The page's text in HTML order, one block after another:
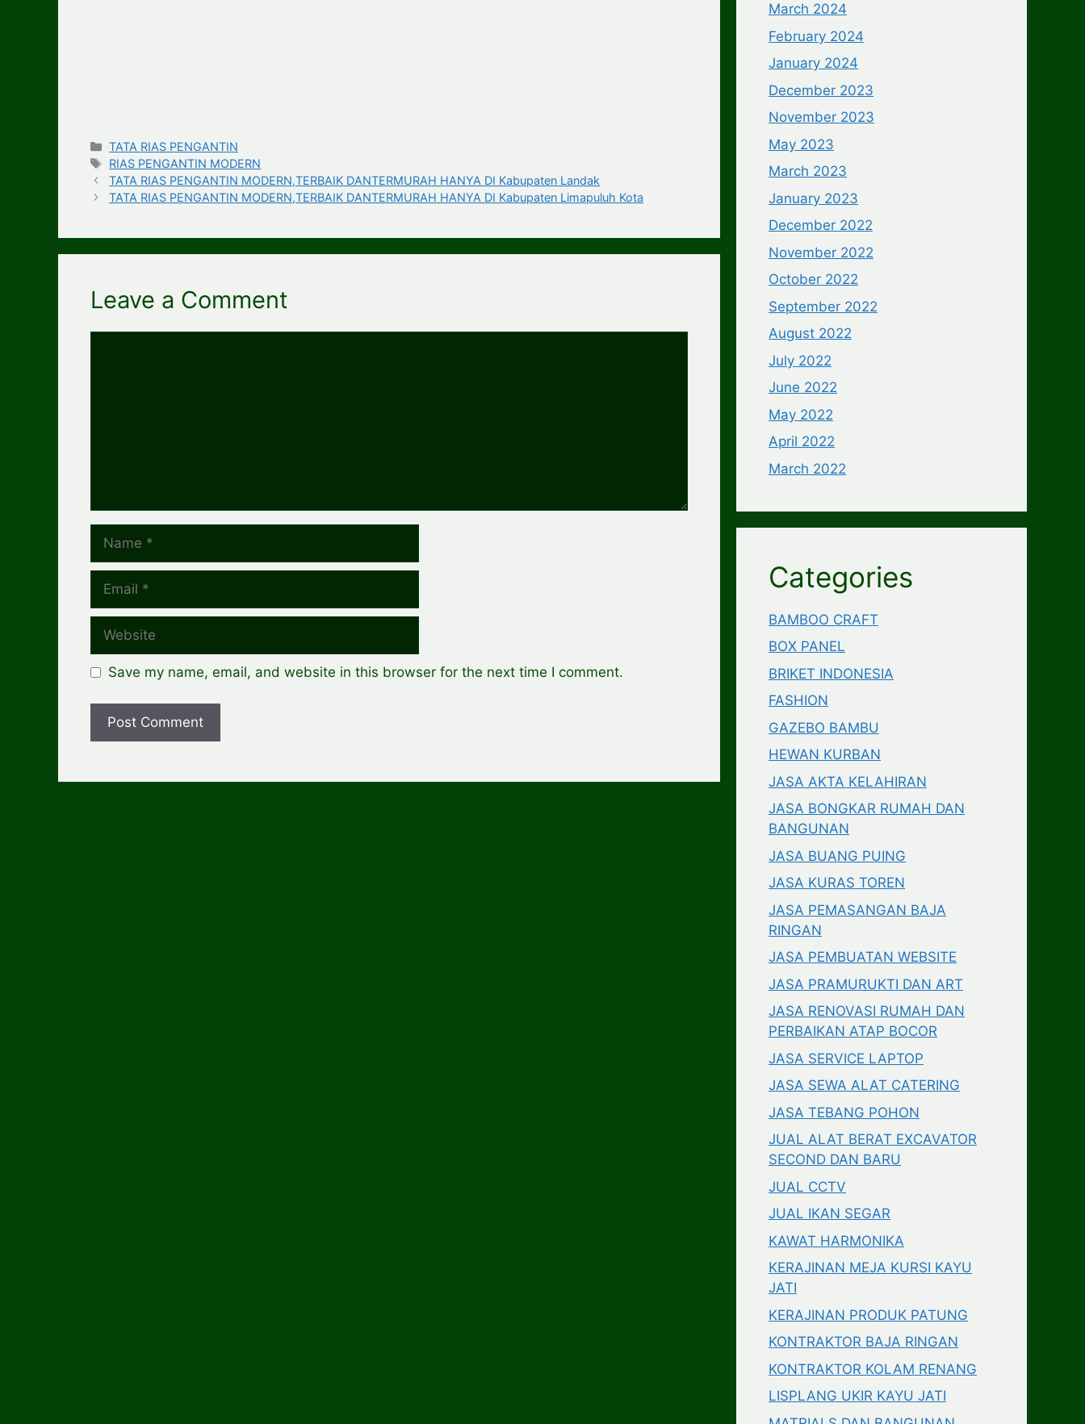
Categories
TATA RIAS PENGANTIN
Tags
RIAS PENGANTIN MODERN
TATA RIAS PENGANTIN MODERN,TERBAIK DANTERMURAH HANYA DI Kabupaten Landak
TATA RIAS PENGANTIN MODERN,TERBAIK DANTERMURAH HANYA DI Kabupaten Limapuluh Kota
Leave a Comment
Name
Email
Website
Save my name, email, and website in this browser for the next time I comment.
March 2024
February 2024
January 2024
December 2023
November 2023
May 2023
March 2023
January 2023
December 2022
November 2022
October 2022
September 2022
August 2022
July 2022
June 2022
May 2022
April 2022
March 2022
Categories
BAMBOO CRAFT
BOX PANEL
BRIKET INDONESIA
FASHION
GAZEBO BAMBU
HEWAN KURBAN
JASA AKTA KELAHIRAN
JASA BONGKAR RUMAH DAN
BANGUNAN
JASA BUANG PUING
JASA KURAS TOREN
JASA PEMASANGAN BAJA
RINGAN
JASA PEMBUATAN WEBSITE
JASA PRAMURUKTI DAN ART
JASA RENOVASI RUMAH DAN
PERBAIKAN ATAP BOCOR
JASA SERVICE LAPTOP
JASA SEWA ALAT CATERING
JASA TEBANG POHON
JUAL ALAT BERAT EXCAVATOR
SECOND DAN BARU
JUAL CCTV
JUAL IKAN SEGAR
KAWAT HARMONIKA
KERAJINAN MEJA KURSI KAYU
JATI
KERAJINAN PRODUK PATUNG
KONTRAKTOR BAJA RINGAN
KONTRAKTOR KOLAM RENANG
LISPLANG UKIR KAYU JATI